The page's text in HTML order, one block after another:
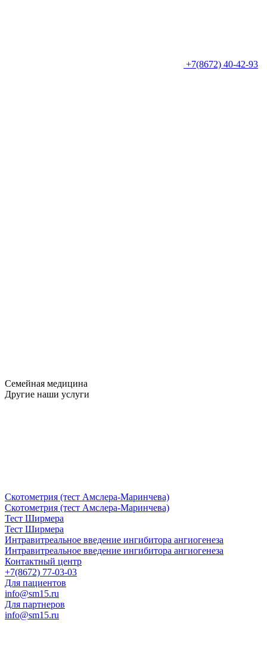
+7(8672) 40-42-93
Семейная медицина
Другие наши услуги
Скотометрия (тест Амслера-Маринчева)
Скотометрия (тест Амслера-Маринчева)
Тест Ширмера
Тест Ширмера
Интравитреальное введение ингибитора ангиогенеза
Интравитреальное введение ингибитора ангиогенеза
Контактный центр
+7(8672) 77-03-03
Для пациентов
info@sm15.ru
Для партнеров
info@sm15.ru